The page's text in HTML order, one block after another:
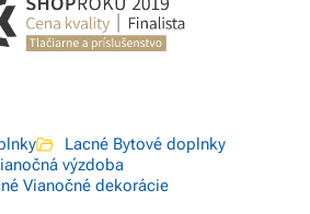
Lacné Bytové doplnky
výzdoba
Vianočné dekorácie